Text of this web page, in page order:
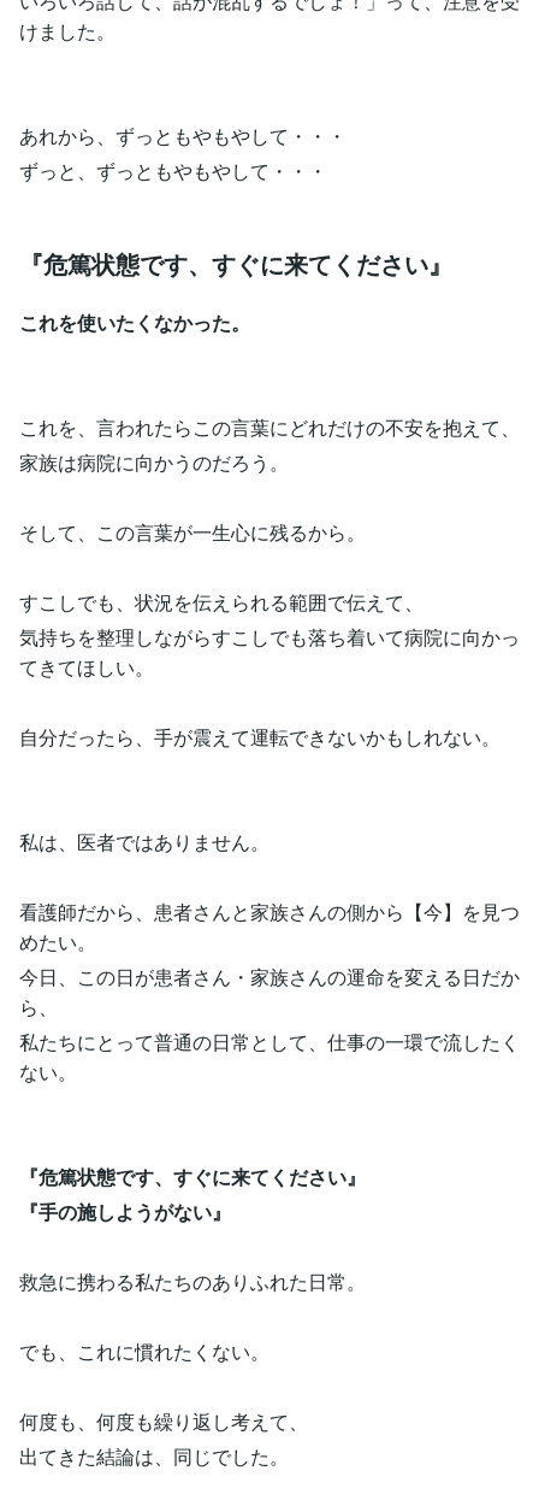
けました。
あれから、ずっともやもやして・・・
ずっと、ずっともやもやして・・・
『危篤状態です、すぐに来てください』
これを使いたくなかった。
これを、言われたらこの言葉にどれだけの不安を抱えて、
家族は病院に向かうのだろう。
そして、この言葉が一生心に残るから。
すこしでも、状況を伝えられる範囲で伝えて、
気持ちを整理しながらすこしでも落ち着いて病院に向かっ
てきてほしい。
自分だったら、手が震えて運転できないかもしれない。
私は、医者ではありません。
看護師だから、患者さんと家族さんの側から【今】を見つ
めたい。
今日、この日が患者さん・家族さんの運命を変える日だか
ら、
私たちにとって普通の日常として、仕事の一環で流したく
ない。
『危篤状態です、すぐに来てください』
『手の施しようがない』
救急に携わる私たちのありふれた日常。
でも、これに慣れたくない。
何度も、何度も繰り返し考えて、
出てきた結論は、同じでした。